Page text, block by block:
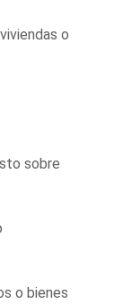
o
sobre
o bienes